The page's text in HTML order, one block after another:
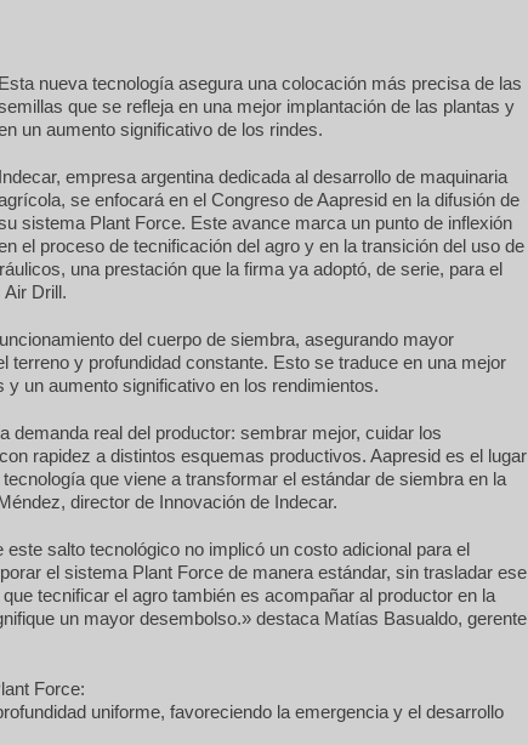
Esta nueva tecnología asegura una colocación más precisa de las
que se refleja en una mejor implantación de las plantas y
un aumento significativo de los rindes.
Indecar, empresa argentina dedicada al desarrollo de maquinaria
se enfocará en el Congreso de Aapresid en la difusión de
sistema Plant Force. Este avance marca un punto de inflexión
el proceso de tecnificación del agro y en la transición del uso de
una prestación que la firma ya adoptó, de serie, para el
Drill.
del cuerpo de siembra, asegurando mayor
terreno y profundidad constante. Esto se traduce en una mejor
y un aumento significativo en los rendimientos.
demanda real del productor: sembrar mejor, cuidar los
rapidez a distintos esquemas productivos. Aapresid es el lugar
que viene a transformar el estándar de siembra en la
director de Innovación de Indecar.
salto tecnológico no implicó un costo adicional para el
el sistema Plant Force de manera estándar, sin trasladar ese
tecnificar el agro también es acompañar al productor en la
un mayor desembolso.» destaca Matías Basualdo, gerente
Force:
uniforme, favoreciendo la emergencia y el desarrollo